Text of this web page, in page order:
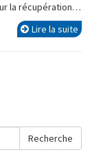
la récupération…
Lire la suite
Recherche